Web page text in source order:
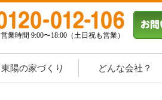
営業時間 9:00〜18:00（土日祝も営業）
東陽の家づくり どんな会社？